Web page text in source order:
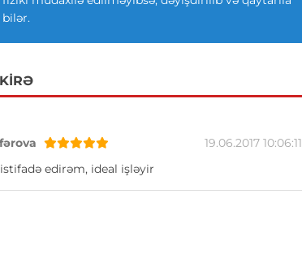
bilər.
19.06.2017 10:06:11
edirəm, ideal işləyir